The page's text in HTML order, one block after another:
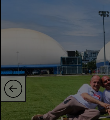
Auto
Rugby
Ciclism
Alte sporturi